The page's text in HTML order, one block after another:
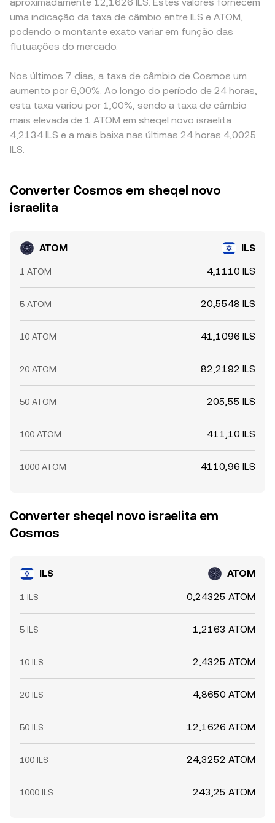
uma indicação da taxa de câmbio entre ILS e ATOM,
podendo o montante exato variar em função das
flutuações do mercado.
Nos últimos 7 dias, a taxa de câmbio de Cosmos um
aumento por 6,00%. Ao longo do período de 24 horas,
esta taxa variou por 1,00%, sendo a taxa de câmbio
mais elevada de 1 ATOM em sheqel novo israelita
4,2134 ILS e a mais baixa nas últimas 24 horas 4,0025
ILS.
Converter Cosmos em sheqel novo
israelita
ATOM ILS
1 ATOM 4,1110 ILS
5 ATOM 20,5548 ILS
10 ATOM 41,1096 ILS
20 ATOM 82,2192 ILS
50 ATOM 205,55 ILS
100 ATOM 411,10 ILS
1000 ATOM 4110,96 ILS
Converter sheqel novo israelita em
Cosmos
ILS ATOM
1 ILS 0,24325 ATOM
5 ILS 1,2163 ATOM
10 ILS 2,4325 ATOM
20 ILS 4,8650 ATOM
50 ILS 12,1626 ATOM
100 ILS 24,3252 ATOM
1000 ILS 243,25 ATOM